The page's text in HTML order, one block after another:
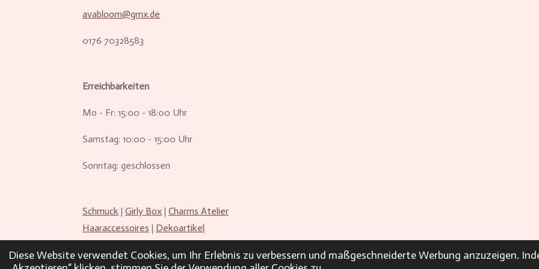
Diese Website verwendet Cookies, um Ihr Erlebnis zu verbessern und maßgeschneiderte Werbung anzuzeigen.
avabloom@gmx.de
0176 70328583
Erreichbarkeiten
Mo - Fr: 15:00 - 18:00 Uhr
Samstag: 10:00 - 15:00 Uhr
Sonntag: geschlossen
Schmuck | Girly Box | Charms Atelier
Haaraccessoires | Dekoartikel
Impressum |Datenschutz |AGB|